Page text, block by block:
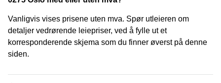
Vanligvis vises prisene uten mva. Spør utleieren om
detaljer vedrørende leiepriser, ved å fylle ut et
korresponderende skjema som du finner øverst på denne
siden.